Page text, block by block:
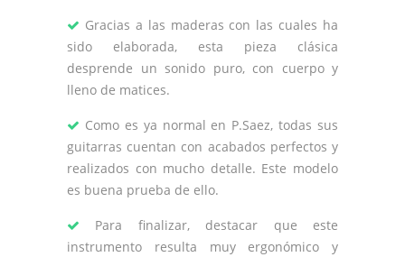
Gracias a las maderas con las cuales ha
sido elaborada, esta pieza clásica
desprende un sonido puro, con cuerpo y
lleno de matices.
Como es ya normal en P.Saez, todas sus
guitarras cuentan con acabados perfectos y
realizados con mucho detalle. Este modelo
es buena prueba de ello.
Para finalizar, destacar que este
instrumento resulta muy ergonómico y